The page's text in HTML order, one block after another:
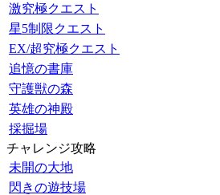
激究極クエスト
星5制限クエスト
EX/超究極クエスト
追憶の書庫
守護獣の森
英雄の神殿
採掘場
チャレンジ攻略
未開の大地
閃きの遊技場